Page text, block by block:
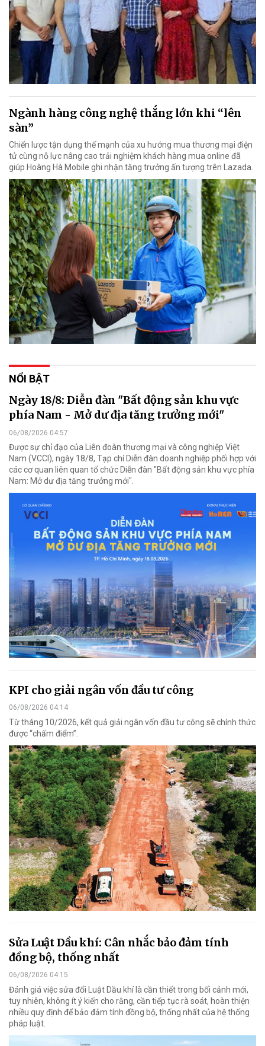
Ngành hàng công nghệ thắng lớn khi “lên
sàn”
Chiến lược tận dụng thế mạnh của xu hướng mua thương mại điện
tử cùng nỗ lực nâng cao trải nghiệm khách hàng mua online đã
giúp Hoàng Hà Mobile ghi nhận tăng trưởng ấn tượng trên Lazada.
NỔI BẬT
Ngày 18/8: Diễn đàn "Bất động sản khu vực
phía Nam - Mở dư địa tăng trưởng mới"
06/08/2026 04:57
Được sự chỉ đạo của Liên đoàn thương mại và công nghiệp Việt
Nam (VCCI), ngày 18/8, Tạp chí Diễn đàn doanh nghiệp phối hợp với
các cơ quan liên quan tổ chức Diễn đàn "Bất động sản khu vực phía
Nam: Mở dư địa tăng trưởng mới".
KPI cho giải ngân vốn đầu tư công
06/08/2026 04:14
Từ tháng 10/2026, kết quả giải ngân vốn đầu tư công sẽ chính thức
được “chấm điểm”.
Sửa Luật Dầu khí: Cân nhắc bảo đảm tính
đồng bộ, thống nhất
06/08/2026 04:15
Đánh giá việc sửa đổi Luật Dầu khí là cần thiết trong bối cảnh mới,
tuy nhiên, không ít ý kiến cho rằng, cần tiếp tục rà soát, hoàn thiện
nhiều quy định để bảo đảm tính đồng bộ, thống nhất của hệ thống
pháp luật.